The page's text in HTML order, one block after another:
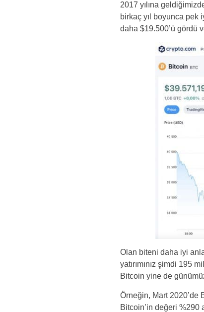
2017 yılına
birkaç yıl boyunca pek
daha $19.500’ü gördü
Olan biteni daha iyi
yatırımınız şimdi 195
Bitcoin yine de
Örneğin, Mart 2020’de
Bitcoin’in değeri %290